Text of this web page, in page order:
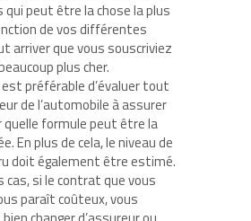
qui peut être la chose la plus
de vos différentes
arriver que vous souscriviez
plus cher.
préférable d’évaluer tout
de l’automobile à assurer
quelle formule peut être la
En plus de cela, le niveau de
doit également être estimé.
cas, si le contrat que vous
paraît coûteux, vous